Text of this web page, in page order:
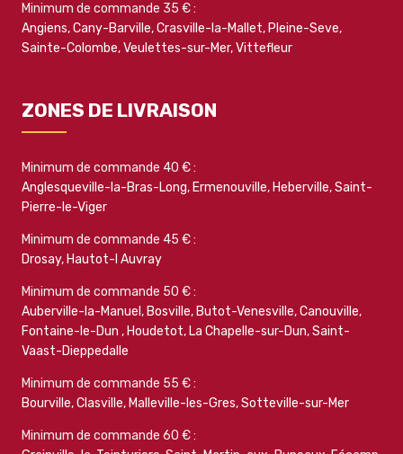
Minimum de commande 35 € :
Angiens,Cany-Barville,Crasville-la-Mallet, Pleine-Seve,
Sainte-Colombe,Veulettes-sur-Mer,Vittefleur
ZONES DE LIVRAISON
Minimum de commande 40 € :
Anglesqueville-la-Bras-Long, Ermenouville, Heberville,Saint-
Pierre-le-Viger
Minimum de commande 45 € :
Drosay, Hautot-l Auvray
Minimum de commande 50 € :
Auberville-la-Manuel, Bosville, Butot-Venesville,Canouville,
Fontaine-le-Dun , Houdetot, La Chapelle-sur-Dun,Saint-
Vaast-Dieppedalle
Minimum de commande 55 € :
Bourville,Clasville, Malleville-les-Gres,Sotteville-sur-Mer
Minimum de commande 60 € :